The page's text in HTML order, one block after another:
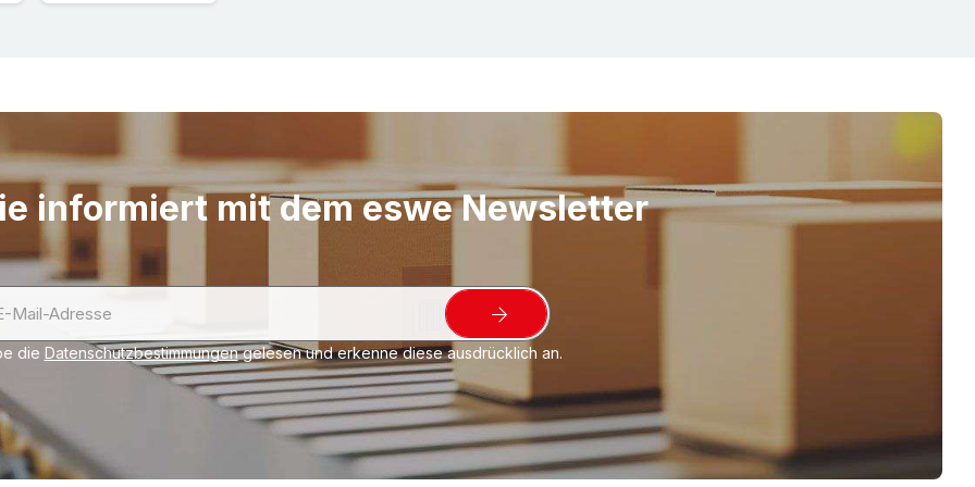
informiert mit dem eswe Newsletter
die Datenschutzbestimmungengelesen und erkenne diese ausdrücklich an.